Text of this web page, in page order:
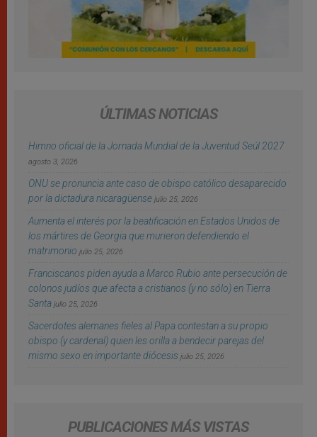
ÚLTIMAS NOTICIAS
Himno oficial de la Jornada Mundial de la Juventud Seúl 2027
agosto 3, 2026
ONU se pronuncia ante caso de obispo católico desaparecido
por la dictadura nicaragüense julio 25, 2026
Aumenta el interés por la beatificación en Estados Unidos de
los mártires de Georgia que murieron defendiendo el
matrimonio julio 25, 2026
Franciscanos piden ayuda a Marco Rubio ante persecución de
colonos judíos que afecta a cristianos (y no sólo) en Tierra
Santa julio 25, 2026
Sacerdotes alemanes fieles al Papa contestan a su propio
obispo (y cardenal) quien les orilla a bendecir parejas del
mismo sexo en importante diócesis julio 25, 2026
PUBLICACIONES MÁS VISTAS